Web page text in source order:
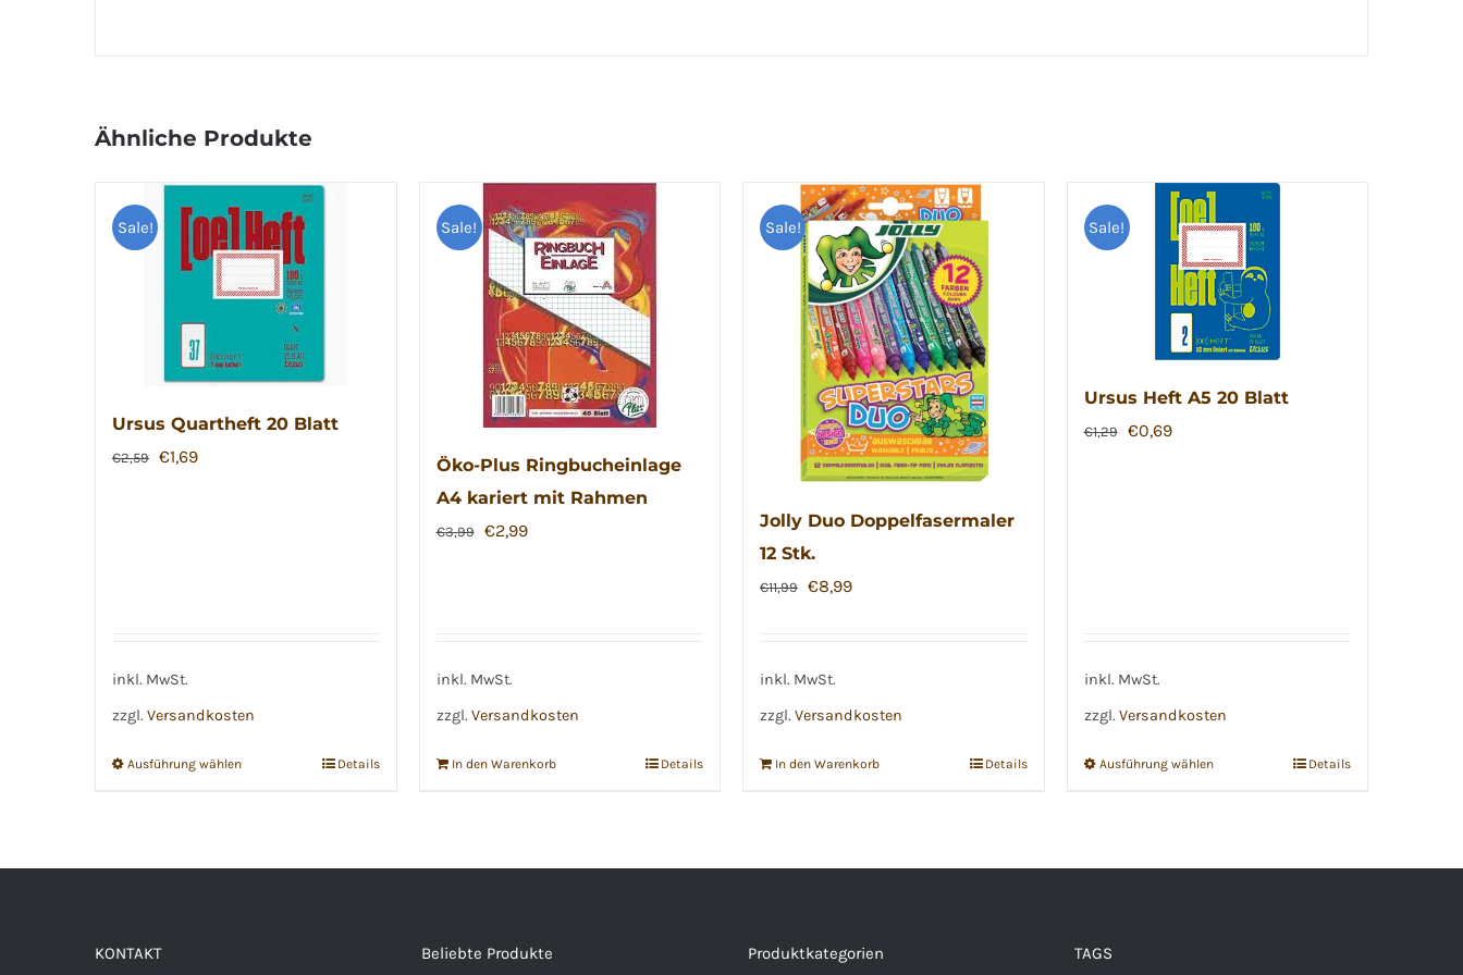
Ähnliche Produkte
Sale!
Ursus Quartheft 20 Blatt
€2,59 Ursprünglicher
€1,69Aktueller
inkl. MwSt.
zzgl. Versandkosten
Ausführung wählenDieses
mehrere
Details
Sale!
Öko-Plus Ringbucheinlage
A4 kariert mit Rahmen
€3,99
Ursprünglicher
€2,99Aktueller
inkl. MwSt.
zzgl. Versandkosten
In den Warenkorb Details
Sale!
Jolly Duo Doppelfasermaler
12 Stk.
€11,99 Ursprünglicher
€11,99
€8,99Aktueller
inkl. MwSt.
zzgl. Versandkosten
In den Warenkorb Details
Sale!
Ursus Heft A5 20 Blatt
€1,29
Ursprünglicher
€0,69Aktueller
inkl. MwSt.
zzgl. Versandkosten
Ausführung wählenDieses
mehrere
Details
KONTAKT Beliebte Produkte Produktkategorien TAGS